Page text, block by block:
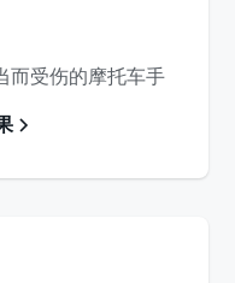
而受伤的摩托车手